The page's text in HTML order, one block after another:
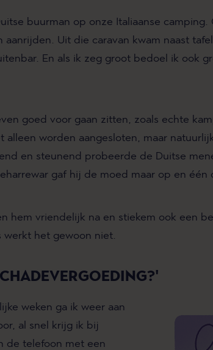
buurman op onze Italiaanse
aanrijden. Uit die caravan kwam naast
En als ik zeg groot bedoel ik ook
goed voor gaan zitten, zoals echte
alleen worden aangesloten, maar
en steunend probeerde de Duitse
gaf hij de moed maar op en één
hem vriendelijk na en stiekem ook een
werkt het gewoon niet.
weken ga ik weer aan
al snel krijg ik bij
de telefoon met een